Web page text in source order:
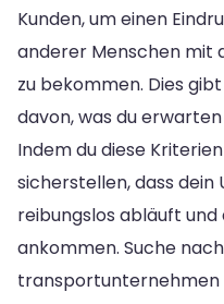
Kunden, um einen
anderer Menschen mit
zu bekommen. Dies
davon, was du
Indem du diese
sicherstellen, dass dein
reibungslos abläuft und
ankommen. Suche
transportunternehmen